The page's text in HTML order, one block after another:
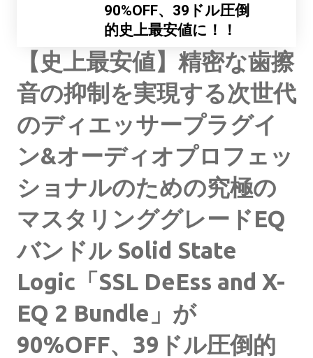
90%OFF、39ドル圧倒
的史上最安値に！！
【史上最安値】精密な歯擦
音の抑制を実現する次世代
のディエッサープラグイ
ン&オーディオプロフェッ
ショナルのための究極の
マスタリンググレードEQ
バンドル Solid State
Logic「SSL DeEss and X-
EQ 2 Bundle」が
90%OFF、39ドル圧倒的